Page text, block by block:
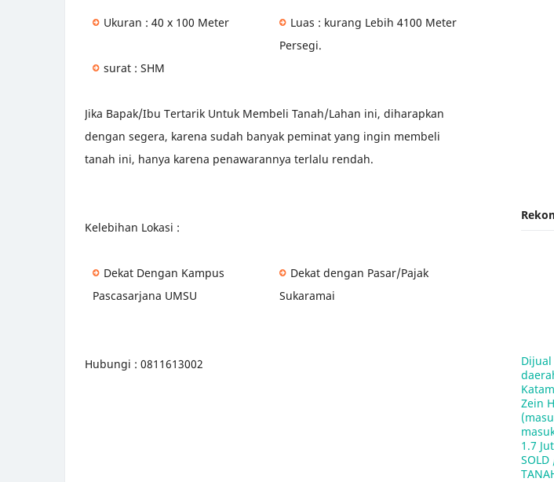
Ukuran : 40 x 100 Meter
Luas : kurang Lebih 4100 Meter
Persegi.
surat : SHM
Jika Bapak/Ibu Tertarik Untuk Membeli Tanah/Lahan ini, diharapkan
dengan segera, karena sudah banyak peminat yang ingin membeli
tanah ini, hanya karena penawarannya terlalu rendah.
Kelebihan Lokasi :
Dekat Dengan Kampus
Pascasarjana UMSU
Dekat dengan Pasar/Pajak
Sukaramai
Hubungi : 0811613002
Dijual
Zein
1.7
SOLD